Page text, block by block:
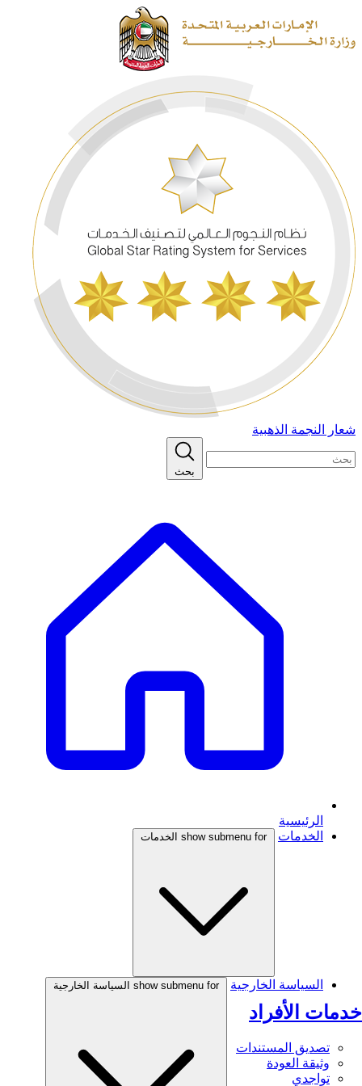
شعار النجمة الذهبية
بحث
الرئيسية
الخدمات
show submenu for الخدمات
خدمات الأفراد
تصديق المستندات
وثيقة العودة
تواجدي
السياسة الخارجية show submenu for السياسة الخارجية